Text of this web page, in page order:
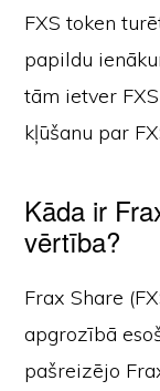
FXS token
papildu
tām ietver
kļūšanu par
Kāda ir
vērtība?
Frax Share
apgrozībā
pašreizējo